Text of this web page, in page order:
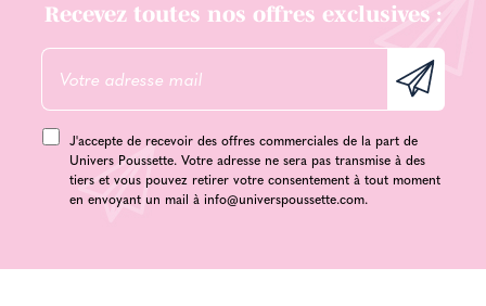
Recevez toutes nos offres exclusives :
J'accepte de recevoir des offres commerciales de la part de
Univers Poussette. Votre adresse ne sera pas transmise à des
tiers et vous pouvez retirer votre consentement à tout moment
en envoyant un mail à info@universpoussette.com.